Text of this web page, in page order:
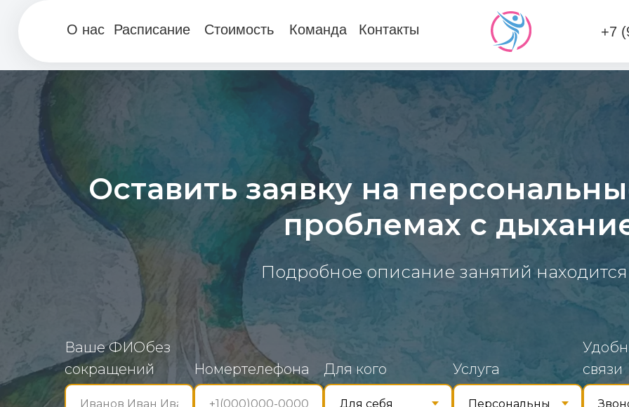
О нас Расписание Стоимость Команда Контакты +7 (905) - 634
Оставить заявку на
проблемах с
Подробное описание занятий
Ваше ФИОбез
сокращений
Номертелефона Для кого Услуга
связи